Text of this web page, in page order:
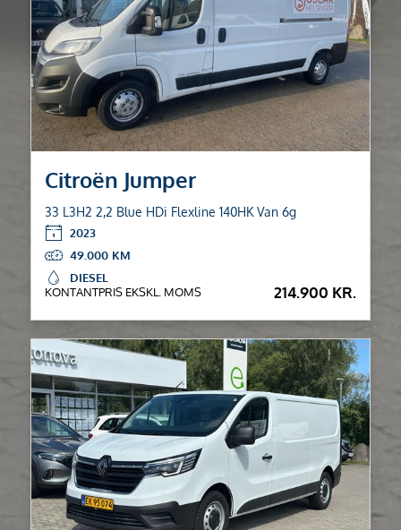
Citroën Jumper
33 L3H2 2,2 Blue HDi Flexline 140HK Van 6g
214.900 KR.
KONTANTPRIS EKSKL. MOMS
2023
49.000
DIESEL